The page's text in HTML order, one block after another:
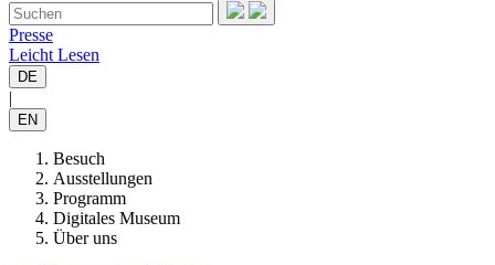
Presse
Leicht Lesen
DE
|
EN
Besuch
Ausstellungen
Programm
Digitales Museum
Über uns